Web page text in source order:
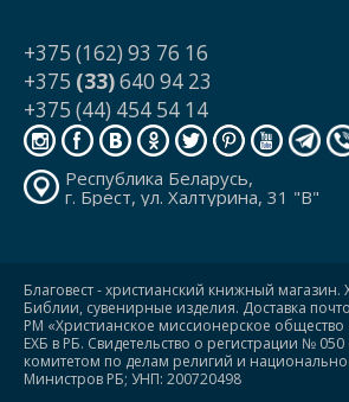
+375 (162) 93 76 16
+375 (33)640 94 23
+375 (44) 454 54 14
Республика Беларусь,
г. Брест, ул. Халтурина, 31 "В"
Благовест - христианский книжный магазин.
Библии, сувенирные изделия. Доставка
РМ «Христианское миссионерское общество
ЕХБ в РБ. Свидетельство о регистрации №
комитетом по делам религий и
Министров РБ; УНП: 200720498